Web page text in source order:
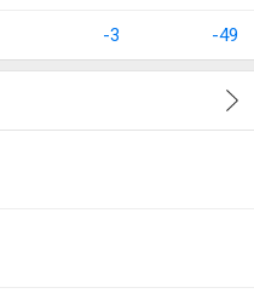
-3 -49